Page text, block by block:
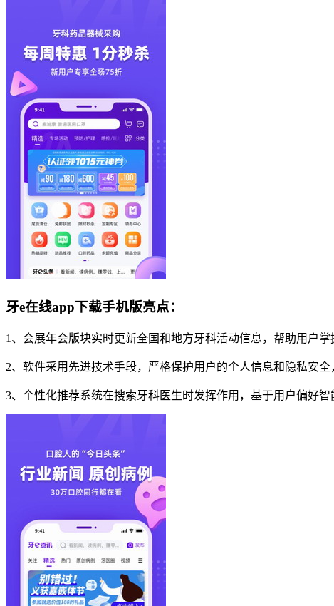
牙e在线app下载手机版亮点：
1、会展年会版块实时更新全国和地方牙科活动信息，帮助用户
2、软件采用先进技术手段，严格保护用户的个人信息和隐私安
3、个性化推荐系统在搜索牙科医生时发挥作用，基于用户偏好